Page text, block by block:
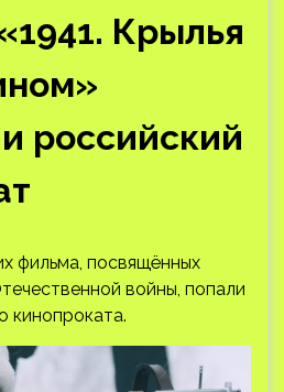
Крылья
российский
фильма, посвящённых
войны, попали
кинопроката.